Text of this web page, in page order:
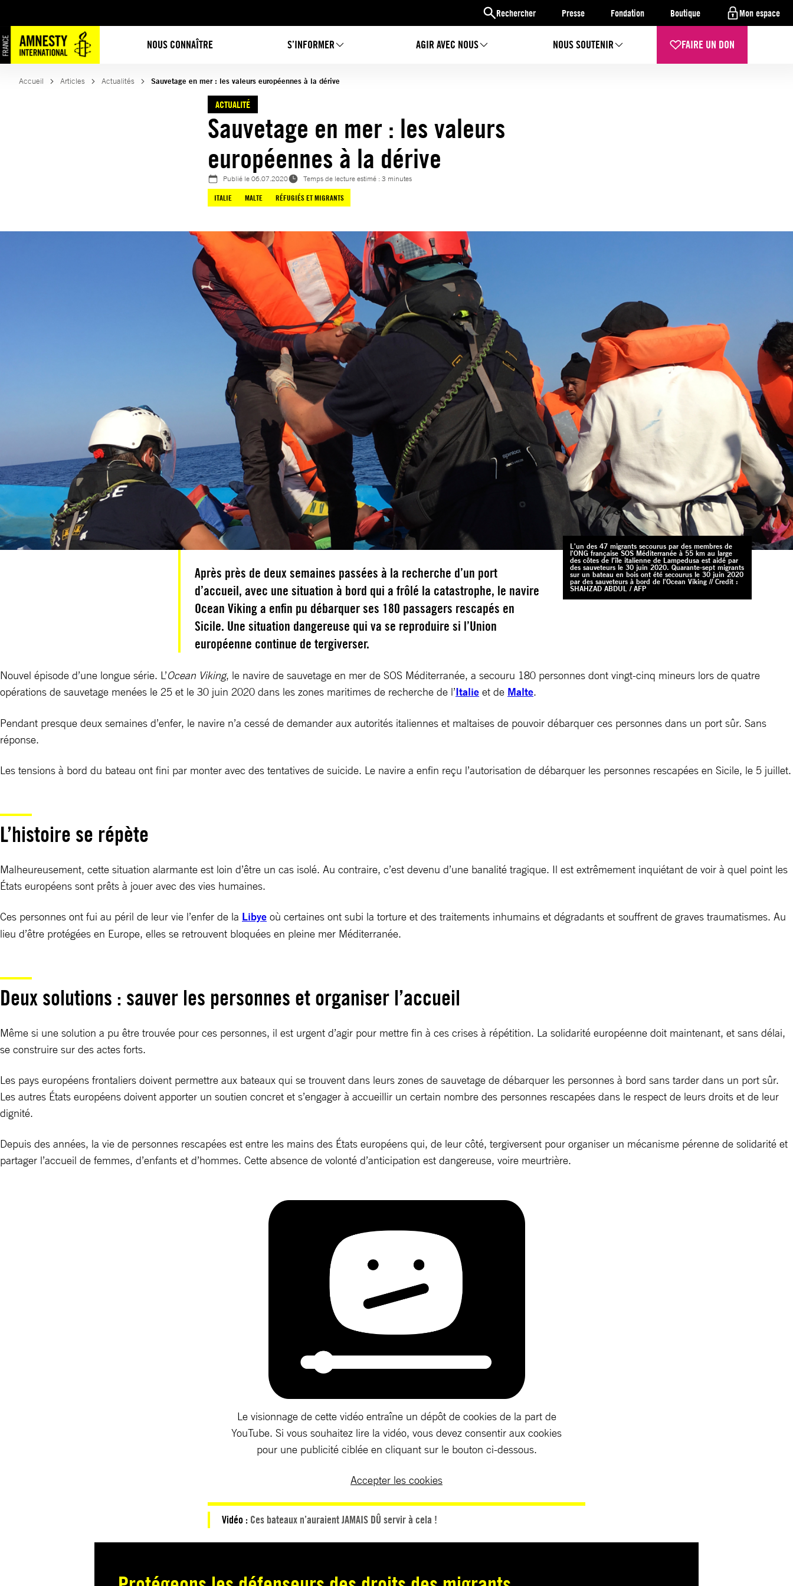
Rechercher Presse Fondation Boutique Mon espace
NOUS CONNAÎTRE S’INFORMER AGIR AVEC NOUS NOUS SOUTENIR FAIRE UN DON
au
contenu
Accueil Articles Actualités Sauvetage en mer : les valeurs européennes à la dérive
ACTUALITÉ
Sauvetage en mer : les valeurs
européennes à la dérive
Publié le06.07.2020
Temps de lecture estimé : 3 minutes
ITALIE
MALTE RÉFUGIÉS ET MIGRANTS
L'un des 47 migrants secourus par des membres de
l'ONG française SOS Méditerranée à 55 km au large
des côtes de l'île italienne de Lampedusa est aidé par
des sauveteurs le 30 juin 2020. Quarante-sept migrants
sur un bateau en bois ont été secourus le 30 juin 2020
par des sauveteurs à bord de l'Ocean Viking // Credit :
SHAHZAD ABDUL / AFP
Après près de deux semaines passées à la recherche d’un port
d’accueil, avec une situation à bord qui a frôlé la catastrophe, le navire
Ocean Viking a enfin pu débarquer ses 180 passagers rescapés en
Sicile. Une situation dangereuse qui va se reproduire si l’Union
européenne continue de tergiverser.
Nouvel épisode d’une longue série. L’Ocean Viking, le navire de sauvetage en mer de SOS Méditerranée, a secouru 180 personnes dont vingt-cinq mineurs lors de quatre
opérations de sauvetage menées le 25 et le 30 juin 2020 dans les zones maritimes de recherche de l’Italie et de Malte.
Pendant presque deux semaines d’enfer, le navire n’a cessé de demander aux autorités italiennes et maltaises de pouvoir débarquer ces personnes dans un port sûr. Sans
réponse.
Les tensions à bord du bateau ont fini par monter avec des tentatives de suicide. Le navire a enfin reçu l’autorisation de débarquer les personnes rescapées en Sicile, le 5 juillet.
L’histoire se répète
Malheureusement, cette situation alarmante est loin d’être un cas isolé. Au contraire, c’est devenu d’une banalité tragique. Il est extrêmement inquiétant de voir à quel point les
États européens sont prêts à jouer avec des vies humaines.
Ces personnes ont fui au péril de leur vie l’enfer de la Libye où certaines ont subi la torture et des traitements inhumains et dégradants et souffrent de graves traumatismes. Au
lieu d’être protégées en Europe, elles se retrouvent bloquées en pleine mer Méditerranée.
Deux solutions : sauver les personnes et organiser l’accueil
Même si une solution a pu être trouvée pour ces personnes, il est urgent d’agir pour mettre fin à ces crises à répétition. La solidarité européenne doit maintenant, et sans délai,
se construire sur des actes forts.
Les pays européens frontaliers doivent permettre aux bateaux qui se trouvent dans leurs zones de sauvetage de débarquer les personnes à bord sans tarder dans un port sûr.
Les autres États européens doivent apporter un soutien concret et s’engager à accueillir un certain nombre des personnes rescapées dans le respect de leurs droits et de leur
dignité.
Depuis des années, la vie de personnes rescapées est entre les mains des États européens qui, de leur côté, tergiversent pour organiser un mécanisme pérenne de solidarité et
partager l’accueil de femmes, d’enfants et d’hommes. Cette absence de volonté d’anticipation est dangereuse, voire meurtrière.
Le visionnage de cette vidéo entraîne un dépôt de cookies de la part de
YouTube. Si vous souhaitez lire la vidéo, vous devez consentir aux cookies
pour une publicité ciblée en cliquant sur le bouton ci-dessous.
Accepter les cookies
Vidéo : Ces bateaux n’auraient JAMAIS DÛ servir à cela !